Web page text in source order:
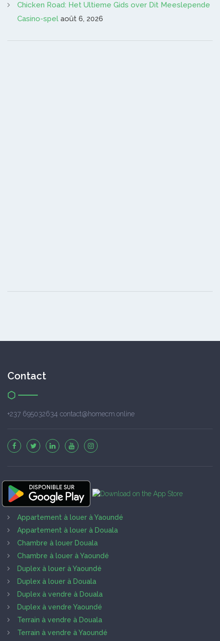
Chicken Road: Het Ultieme Gids over Dit Meeslepende
Casino-spel août 6, 2026
Contact
+237 695032634 contact@homecm.online
Appartement à louer à Yaoundé
Appartement à louer à Douala
Chambre à louer Douala
Chambre à louer à Yaoundé
Duplex à louer à Yaoundé
Duplex à louer à Douala
Duplex à vendre à Douala
Duplex à vendre Yaoundé
Terrain à vendre à Douala
Terrain à vendre à Yaoundé